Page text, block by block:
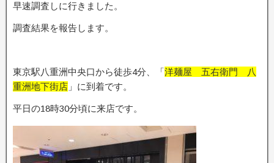
早速調査しに行きました。
調査結果を報告します。
東京駅八重洲中央口から徒歩4分、「洋麺屋 五右衛門 八
重洲地下街店 」に到着です。
平日の18時30分頃に来店です。